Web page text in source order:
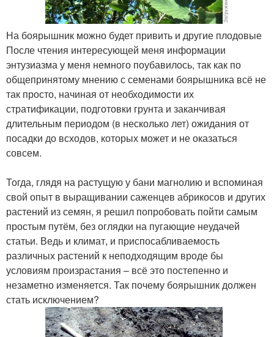
На боярышник можно будет привить и другие плодовые
После чтения интересующей меня информации
энтузиазма у меня немного поубавилось, так как по
общепринятому мнению с семенами боярышника всё не
так просто, начиная от необходимости их
стратификации, подготовки грунта и заканчивая
длительным периодом (в несколько лет) ожидания от
посадки до всходов, которых может и не оказаться
совсем.
Тогда, глядя на растущую у бани магнолию и вспоминая
свой опыт в выращивании саженцев абрикосов и других
растений из семян, я решил попробовать пойти самым
простым путём, без оглядки на пугающие неудачей
статьи. Ведь и климат, и приспосабливаемость
различных растений к неподходящим вроде бы
условиям произрастания – всё это постепенно и
незаметно изменяется. Так почему боярышник должен
стать исключением?